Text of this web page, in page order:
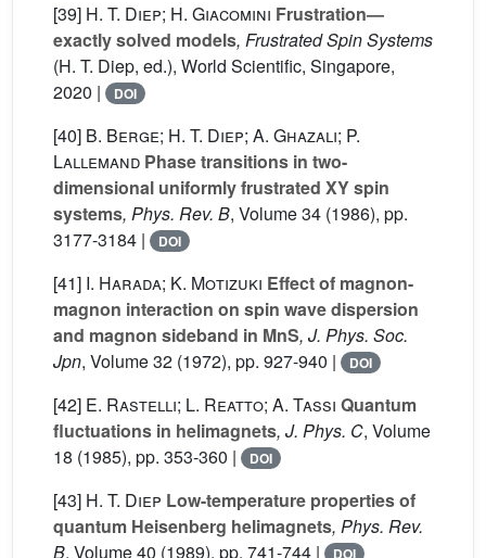
[39] H. T. Diep; H. Giacomini Frustration—
exactly solved models, Frustrated Spin Systems
(H. T. Diep, ed.), World Scientific, Singapore,
2020 |
DOI
[40] B. Berge; H. T. Diep; A. Ghazali; P.
Lallemand Phase transitions in two-
dimensional uniformly frustrated XY spin
systems, Phys. Rev. B, Volume 34 (1986), pp.
3177-3184 |
DOI
[41] I. Harada; K. Motizuki Effect of magnon-
magnon interaction on spin wave dispersion
and magnon sideband in MnS, J. Phys. Soc.
Jpn, Volume 32 (1972), pp. 927-940 | DOI
[42] E. Rastelli; L. Reatto; A. Tassi Quantum
fluctuations in helimagnets, J. Phys. C, Volume
18 (1985), pp. 353-360 | DOI
[43] H. T. Diep Low-temperature properties of
quantum Heisenberg helimagnets, Phys. Rev.
B, Volume 40 (1989), pp. 741-744 | DOI